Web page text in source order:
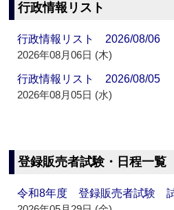
行政情報リスト
行政情報リスト 2026/08/06
2026年08月06日 (木)
行政情報リスト 2026/08/05
2026年08月05日 (水)
登録販売者試験・日程一覧
令和8年度 登録販売者試験